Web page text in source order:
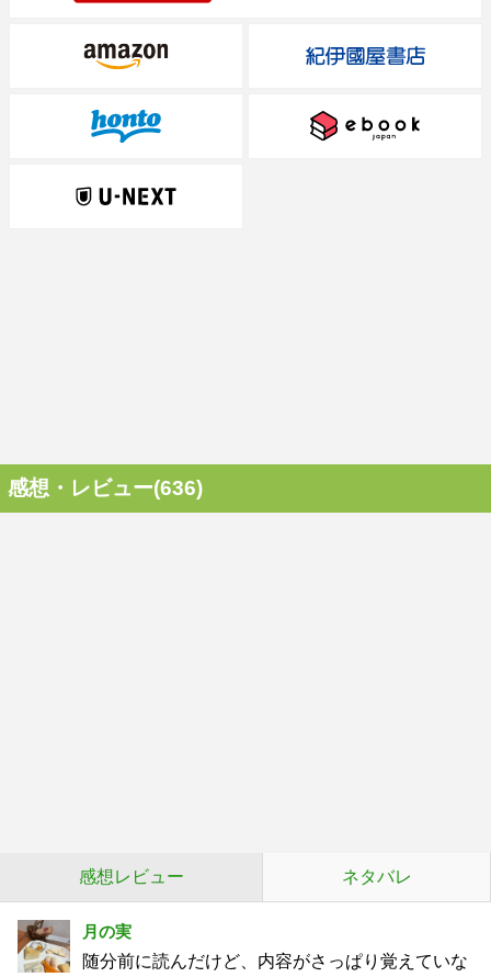
感想・レビュー(636)
感想レビュー ネタバレ
月の実
随分前に読んだけど、内容がさっぱり覚えていな